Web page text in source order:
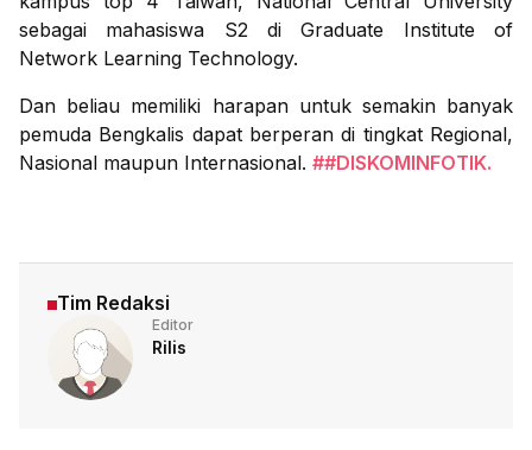
sebagai mahasiswa S2 di Graduate Institute of
Network Learning Technology.
Dan beliau memiliki harapan untuk semakin banyak
pemuda Bengkalis dapat berperan di tingkat Regional,
Nasional maupun Internasional. ##DISKOMINFOTIK.
Tim Redaksi
Editor
Rilis